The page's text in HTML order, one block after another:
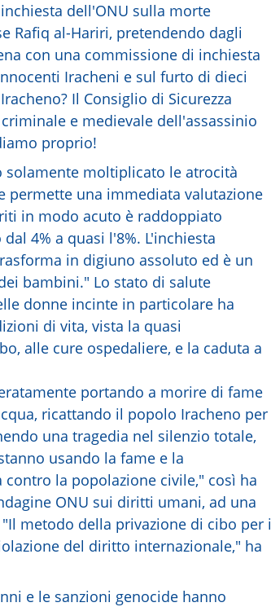
dell'ONU sulla morte
Rafiq al-Hariri, pretendendo dagli
con una commissione di inchiesta
Iracheni e sul furto di dieci
Il Consiglio di Sicurezza
e medievale dell'assassinio
proprio!
solamente moltiplicato le atrocità
permette una immediata valutazione
in modo acuto è raddoppiato
4% a quasi l'8%. L'inchiesta
in digiuno assoluto ed è un
bambini." Lo stato di salute
donne incinte in particolare ha
di vita, vista la quasi
alle cure ospedaliere, e la caduta a
portando a morire di fame
ricattando il popolo Iracheno per
una tragedia nel silenzio totale,
usando la fame e la
la popolazione civile," così ha
ONU sui diritti umani, ad una
metodo della privazione di cibo per i
del diritto internazionale," ha
e le sanzioni genocide hanno